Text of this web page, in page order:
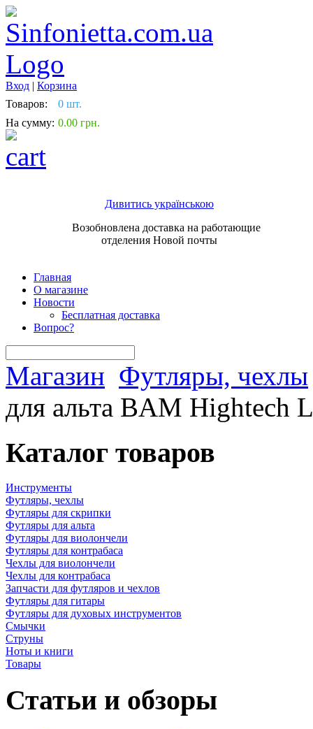
Вход | Корзина
Товаров:
0 шт.
На сумму: 0.00 грн.
Дивитись українською
Возобновлена доставка на работающие
отделения Новой почты
Главная
О магазине
Новости
Бесплатная доставка
Вопрос?
Магазин Футляры, чехлы
для альта BAM Hightech
Каталог товаров
Инструменты
Футляры, чехлы
Футляры для скрипки
Футляры для альта
Футляры для виолончели
Футляры для контрабаса
Чехлы для виолончели
Чехлы для контрабаса
Запчасти для футляров и чехлов
Футляры для гитары
Футляры для духовых инструментов
Смычки
Струны
Ноты и книги
Товары
Статьи и обзоры